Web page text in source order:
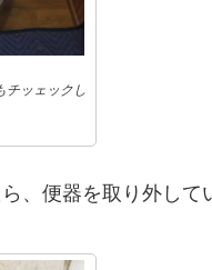
チッェックし
、便器を取り外して